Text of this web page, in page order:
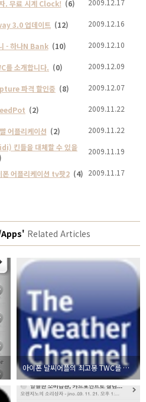
. 무료 시계 Clock! (6) 2009.12.17
3.0 업데이트 (12) 2009.12.16
- 하나N Bank (10) 2009.12.10
를 소개합니다. (0) 2009.12.09
파격 할인중 (8) 2009.12.07
(2) 2009.11.22
어플리케이션 (2)
2009.11.22
킨들을 대체할 수 있을
2009.11.19
폰 어플리케이션 tv팟2 (4) 2009.11.17
Related Articles
아이폰 날씨어플의 최고봉 TWC를 소개합니다.